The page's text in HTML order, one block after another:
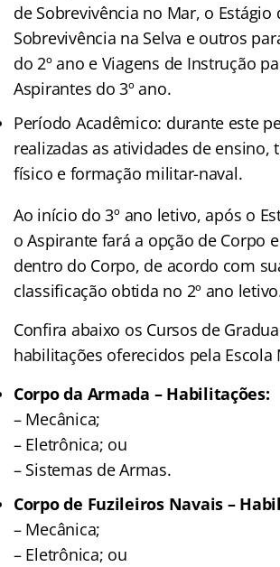
de Sobrevivência no Mar, o Estágio
Sobrevivência na Selva e outros
do 2º ano e Viagens de Instrução
Aspirantes do 3º ano.
Período Acadêmico: durante este
realizadas as atividades de ensino,
físico e formação militar-naval.
Ao início do 3º ano letivo, após o
o Aspirante fará a opção de Corpo
dentro do Corpo, de acordo com
classificação obtida no 2º ano
Confira abaixo os Cursos de
habilitações oferecidos pela Escola
Corpo da Armada – Habilitações:
– Mecânica;
– Eletrônica; ou
– Sistemas de Armas.
Corpo de Fuzileiros Navais –
– Mecânica;
– Eletrônica; ou